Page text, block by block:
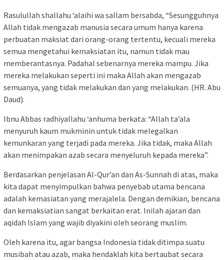
Rasulullah shallahu ‘alaihi wa sallam bersabda, “Sesungguhnya
Allah tidak mengazab manusia secara umum hanya karena
perbuatan maksiat dari orang-orang tertentu, kecuali mereka
semua mengetahui kemaksiatan itu, namun tidak mau
memberantasnya. Padahal sebenarnya mereka mampu. Jika
mereka melakukan seperti ini maka Allah akan mengazab
semuanya, yang tidak melakukan dan yang melakukan. (HR. Abu
Daud).
Ibnu Abbas radhiyallahu ‘anhuma berkata: “Allah ta’ala
menyuruh kaum mukminin untuk tidak melegalkan
kemunkaran yang terjadi pada mereka. Jika tidak, maka Allah
akan menimpakan azab secara menyeluruh kepada mereka”.
Berdasarkan penjelasan Al-Qur’an dan As-Sunnah di atas, maka
kita dapat menyimpulkan bahwa penyebab utama bencana
adalah kemasiatan yang merajalela. Dengan demikian, bencana
dan kemaksiatian sangat berkaitan erat. Inilah ajaran dan
aqidah Islam yang wajib diyakini oleh seorang muslim.
Oleh karena itu, agar bangsa Indonesia tidak ditimpa suatu
musibah atau azab, maka hendaklah kita bertaubat secara